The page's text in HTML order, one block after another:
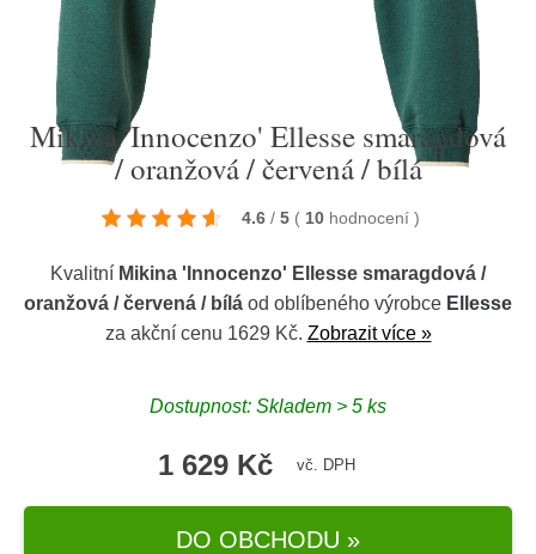
Mikina 'Innocenzo' Ellesse smaragdová
/ oranžová / červená / bílá
4.6 / 5 ( 10 hodnocení )
Kvalitní Mikina 'Innocenzo' Ellesse smaragdová /
oranžová / červená / bílá od oblíbeného výrobce Ellesse
za akční cenu 1629 Kč. Zobrazit více »
Dostupnost: Skladem > 5 ks
1 629 Kč vč. DPH
DO OBCHODU »